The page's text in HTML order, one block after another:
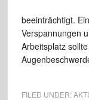
beeinträchtigt.
Verspannungen
Arbeitsplatz
FILED UNDER: